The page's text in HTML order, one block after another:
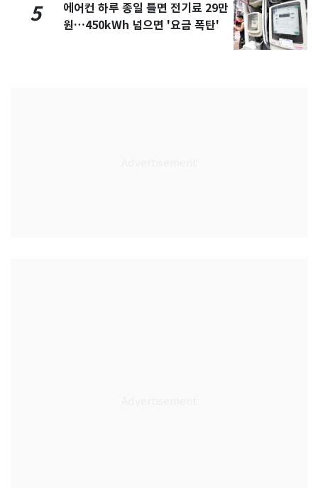
5
에어컨 하루 종일 틀면 전기료 29만
원…450kWh 넘으면 '요금 폭탄'